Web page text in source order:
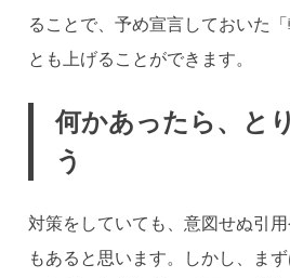
ることで、予め宣言しておいた
とも上げることができます。
何かあったら、と
う
対策をしていても、意図せぬ引
もあると思います。しかし、ま